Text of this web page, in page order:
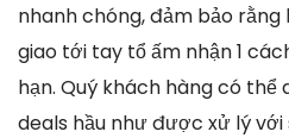
nhanh chóng, đảm bảo rằng
giao tới tay tổ ấm nhận 1
hạn. Quý khách hàng có
deals hầu như được xử lý